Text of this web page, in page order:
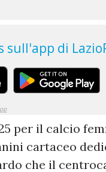
per il calcio
cartaceo
che il